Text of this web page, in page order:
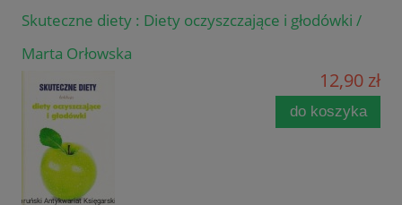
Skuteczne diety : Diety oczyszczające i głodówki /
Marta Orłowska
12,90 zł
do koszyka